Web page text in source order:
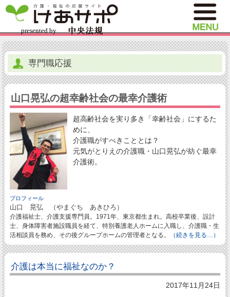
専門職応援
山口晃弘の超幸齢社会の最幸介護術
超高齢社会を実り多き「幸齢社会」にするた
めに、
介護職がすべきこととは？
元気がとりえの介護職・山口晃弘が紡ぐ最幸
介護術。
プロフィール
山口 晃弘 （やまぐち あきひろ）
介護福祉士、介護支援専門員。1971年、東京都生まれ。高校卒業後、設計
士、身体障害者施設職員を経て、特別養護老人ホームに入職し、介護職・生
活相談員を務め、その後グループホームの管理者となる。
（続きを見る…）
介護は本当に福祉なのか？
2017年11月24日